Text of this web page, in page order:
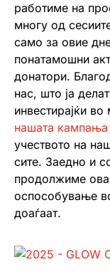
работиме на
многу од
само за овие
понатамошни
донатори.
нас, што ја
инвестирајќи
нашата
учеството на
сите. Заедно и
продолжиме
оспособување
доаѓаат.